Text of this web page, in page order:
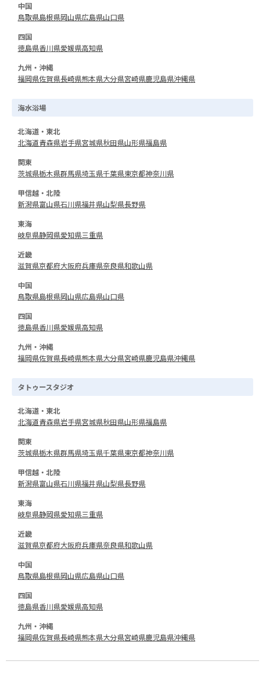
中国
鳥取県島根県岡山県広島県山口県
四国
徳島県香川県愛媛県高知県
九州・沖縄
福岡県佐賀県長崎県熊本県大分県宮崎県鹿児島県沖縄県
海水浴場
北海道・東北
北海道青森県岩手県宮城県秋田県山形県福島県
関東
茨城県栃木県群馬県埼玉県千葉県東京都神奈川県
甲信越・北陸
新潟県富山県石川県福井県山梨県長野県
東海
岐阜県静岡県愛知県三重県
近畿
滋賀県京都府大阪府兵庫県奈良県和歌山県
中国
鳥取県島根県岡山県広島県山口県
四国
徳島県香川県愛媛県高知県
九州・沖縄
福岡県佐賀県長崎県熊本県大分県宮崎県鹿児島県沖縄県
タトゥースタジオ
北海道・東北
北海道青森県岩手県宮城県秋田県山形県福島県
関東
茨城県栃木県群馬県埼玉県千葉県東京都神奈川県
甲信越・北陸
新潟県富山県石川県福井県山梨県長野県
東海
岐阜県静岡県愛知県三重県
近畿
滋賀県京都府大阪府兵庫県奈良県和歌山県
中国
鳥取県島根県岡山県広島県山口県
四国
徳島県香川県愛媛県高知県
九州・沖縄
福岡県佐賀県長崎県熊本県大分県宮崎県鹿児島県沖縄県